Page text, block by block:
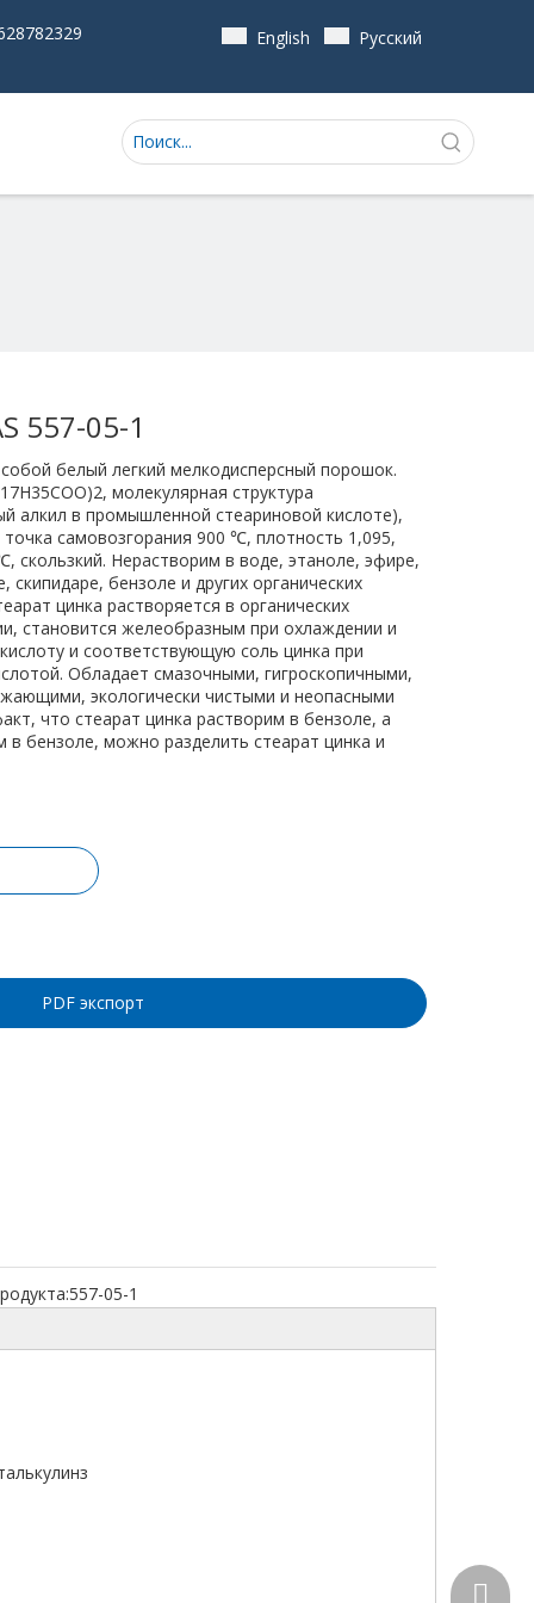
English Pусский
557-05-1
белый легкий мелкодисперсный порошок.
молекулярная структура
алкил в промышленной стеариновой кислоте),
самовозгорания 900 ℃, плотность 1,095,
скользкий. Нерастворим в воде, этаноле, эфире,
бензоле и других органических
цинка растворяется в органических
становится желеобразным при охлаждении и
и соответствующую соль цинка при
Обладает смазочными, гигроскопичными,
экологически чистыми и неопасными
что стеарат цинка растворим в бензоле, а
в бензоле, можно разделить стеарат цинка и
PDF экспорт
557-05-1
+86-